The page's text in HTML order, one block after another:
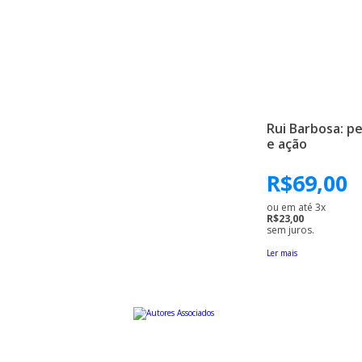
Rui Barbosa:
e ação
R$69,00
ou em até 3x
R$23,00
sem juros.
Ler mais